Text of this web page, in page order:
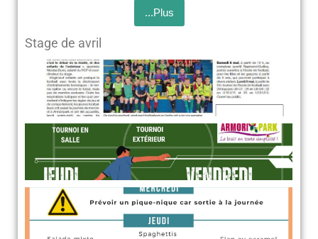
...Plus
Stage de avril